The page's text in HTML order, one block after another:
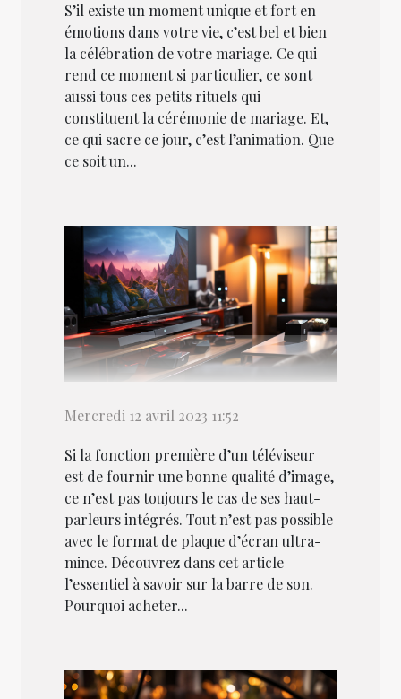
S’il existe un moment unique et fort en
émotions dans votre vie, c’est bel et bien
la célébration de votre mariage. Ce qui
rend ce moment si particulier, ce sont
aussi tous ces petits rituels qui
constituent la cérémonie de mariage. Et,
ce qui sacre ce jour, c’est l’animation. Que
ce soit un...
Mercredi 12 avril 2023 11:52
Si la fonction première d’un téléviseur
est de fournir une bonne qualité d’image,
ce n’est pas toujours le cas de ses haut-
parleurs intégrés. Tout n’est pas possible
avec le format de plaque d’écran ultra-
mince. Découvrez dans cet article
l’essentiel à savoir sur la barre de son.
Pourquoi acheter...